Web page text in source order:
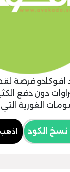
فرصة
دون دفع
الفورية التي
نسخ الكود اذهب